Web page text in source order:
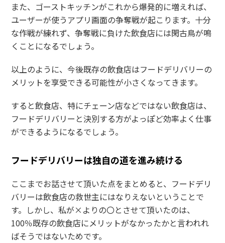
また、ゴーストキッチンがこれから爆発的に増えれば、
ユーザーが使うアプリ画面の争奪戦が起こります。十分
な作戦が練れず、争奪戦に負けた飲食店には閑古鳥が鳴
くことになるでしょう。
以上のように、今後既存の飲食店はフードデリバリーの
メリットを享受できる可能性が小さくなってきます。
すると飲食店、特にチェーン店などではない飲食店は、
フードデリバリーと決別する方がよっぽど効率よく仕事
ができるようになるでしょう。
フードデリバリーは独自の道を進み続ける
ここまでお話させて頂いた点をまとめると、フードデリ
バリーは飲食店の救世主にはなりえないということで
す。しかし、私が×よりの〇とさせて頂いたのは、
100％既存の飲食店にメリットがなかったかと言われれ
ばそうではないためです。